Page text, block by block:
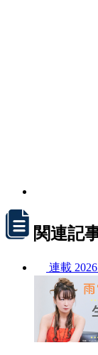
関連記
連載 2026